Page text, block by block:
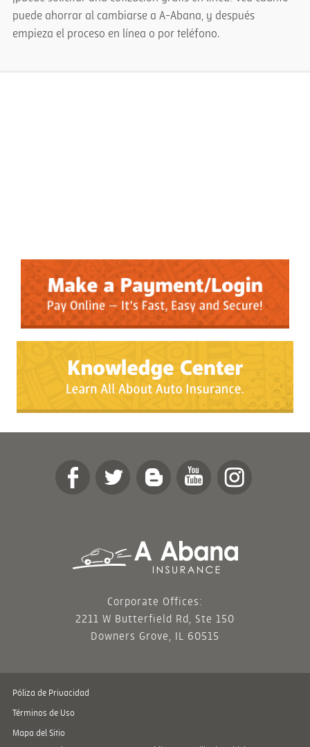
puede ahorrar al cambiarse a A-Abana, y después
empieza el proceso en línea o por teléfono.
Corporate Offices:
2211 W Butterfield Rd, Ste 150
Downers Grove, IL 60515
Póliza de Privacidad
Términos de Uso
Mapa del Sitio